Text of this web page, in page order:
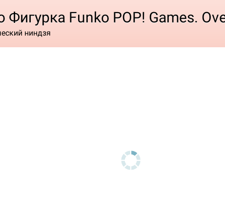
Funko POP! Games.
ниндзя